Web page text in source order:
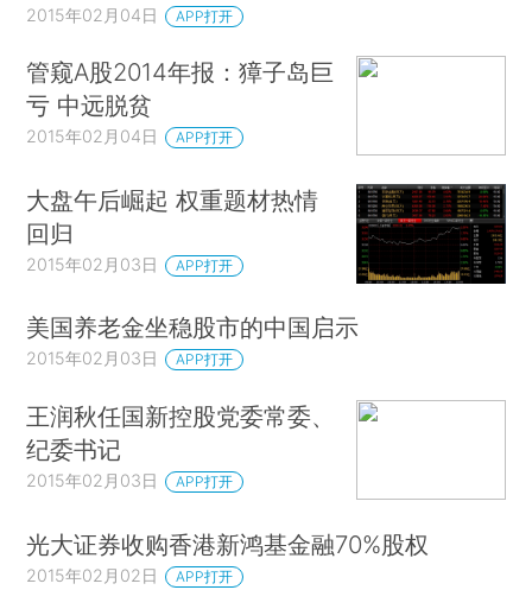
2015年02月04日 APP打开
管窥A股2014年报：獐子岛巨
亏 中远脱贫
2015年02月04日 APP打开
大盘午后崛起 权重题材热情
回归
2015年02月03日 APP打开
美国养老金坐稳股市的中国启示
2015年02月03日 APP打开
王润秋任国新控股党委常委、
纪委书记
2015年02月03日 APP打开
光大证券收购香港新鸿基金融70%股权
2015年02月02日 APP打开